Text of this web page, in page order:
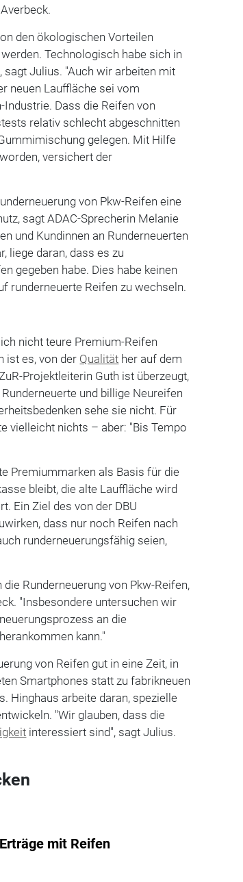
den ökologischen Vorteilen
Technologisch habe sich in
sagt Julius. "Auch wir arbeiten mit
neuen Lauffläche sei vom
Dass die Reifen von
relativ schlecht abgeschnitten
gelegen. Mit Hilfe
versichert der
von Pkw-Reifen eine
sagt ADAC-Sprecherin Melanie
und Kundinnen an Runderneuerten
liege daran, dass es zu
gegeben habe. Dies habe keinen
runderneuerte Reifen zu wechseln.
nicht teure Premium-Reifen
ist es, von der Qualität her auf dem
Projektleiterin Guth ist überzeugt,
und billige Neureifen
sehe sie nicht. Für
vielleicht nichts – aber: "Bis Tempo
Premiummarken als Basis für die
bleibt, die alte Lauffläche wird
Ein Ziel des von der DBU
dass nur noch Reifen nach
runderneuerungsfähig seien,
Runderneuerung von Pkw-Reifen,
"Insbesondere untersuchen wir
an die
kann."
von Reifen gut in eine Zeit, in
Smartphones statt zu fabrikneuen
Hinghaus arbeite daran, spezielle
"Wir glauben, dass die
interessiert sind", sagt Julius.
mit Reifen